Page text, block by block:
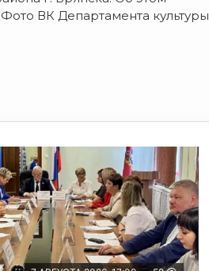
Фото ВК Департамента культуры